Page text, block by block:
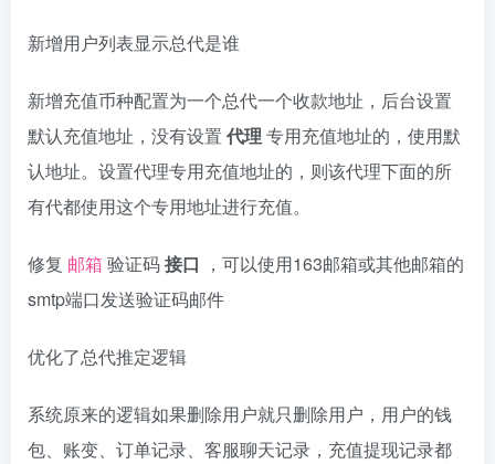
新增用户列表显示总代是谁
新增充值币种配置为一个总代一个收款地址，后台设置
默认充值地址，没有设置 代理 专用充值地址的，使用默
认地址。设置代理专用充值地址的，则该代理下面的所
有代都使用这个专用地址进行充值。
修复 邮箱 验证码接口 ，可以使用163邮箱或其他邮箱的
smtp端口发送验证码邮件
优化了总代推定逻辑
系统原来的逻辑如果删除用户就只删除用户，用户的钱
包、账变、订单记录、客服聊天记录，充值提现记录都